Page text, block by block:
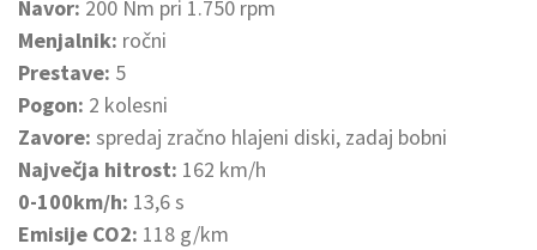
Navor: 200 Nm pri 1.750 rpm
Menjalnik: ročni
Prestave: 5
Pogon: 2 kolesni
Zavore: spredaj zračno hlajeni diski, zadaj bobni
Največja hitrost: 162 km/h
0-100km/h: 13,6 s
Emisije CO2: 118 g/km